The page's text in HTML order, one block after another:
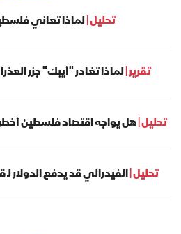
تحليل |لماذا تعاني
تقرير |لماذا تغادر "أيبك" جزر العذراء
تحليل |هل يواجه اقتصاد فلسطين
تحليل |الفيدرالي قد يدفع الدولار لـ قمّة 4 شهور أمام